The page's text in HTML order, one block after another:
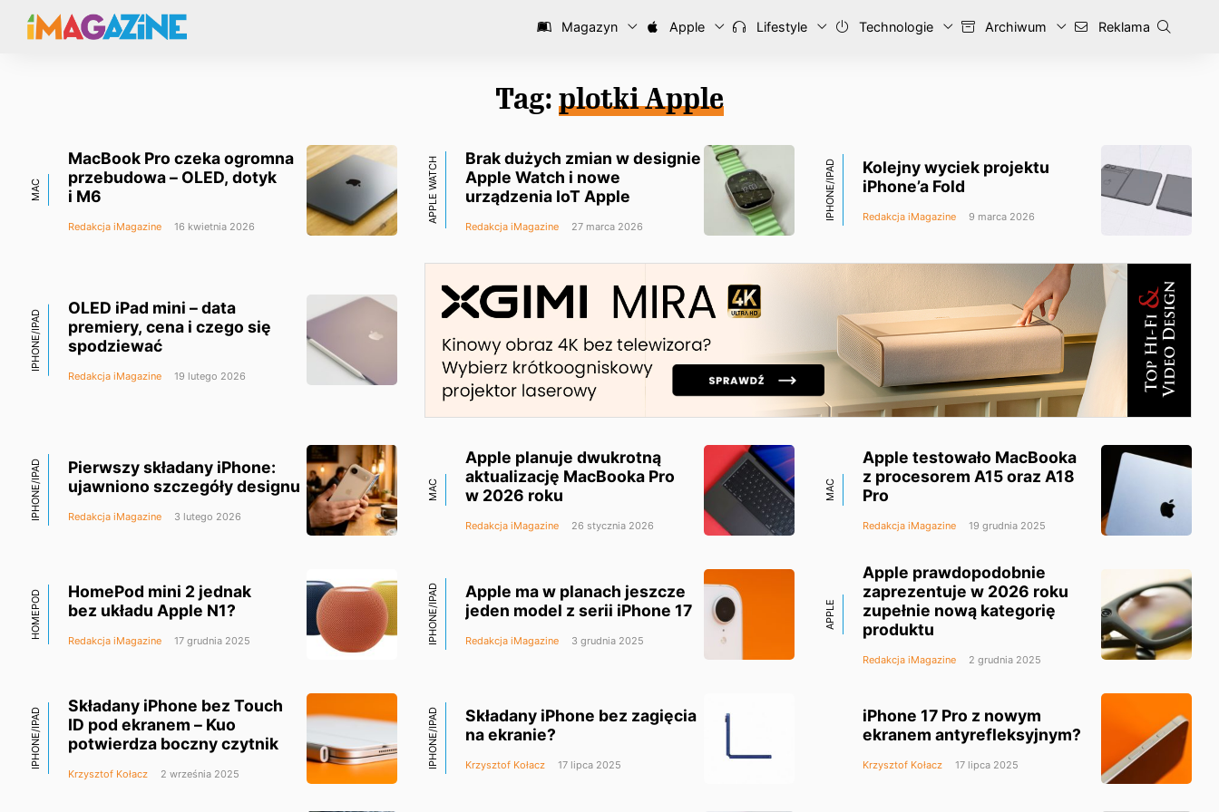
Magazyn Apple Lifestyle Technologie Archiwum Reklama
Tag: plotki Apple
MAC
MacBook Pro czeka ogromna
przebudowa – OLED, dotyk
i M6
Redakcja iMagazine 16 kwietnia 2026
APPLE WATCH
Brak dużych zmian w designie
Apple Watch i nowe
urządzenia IoT Apple
Redakcja iMagazine 27 marca 2026
IPHONE/IPAD
Kolejny wyciek projektu
iPhone’a Fold
Redakcja iMagazine 9 marca 2026
IPHONE/IPAD
OLED iPad mini – data
premiery, cena i czego się
spodziewać
Redakcja iMagazine 19 lutego 2026
IPHONE/IPAD
Pierwszy składany iPhone:
ujawniono szczegóły designu
Redakcja iMagazine 3 lutego 2026
MAC
Apple planuje dwukrotną
aktualizację MacBooka Pro
w 2026 roku
Redakcja iMagazine 26 stycznia 2026
MAC
Apple testowało MacBooka
z procesorem A15 oraz A18
Pro
Redakcja iMagazine 19 grudnia 2025
HOMEPOD
HomePod mini 2 jednak
bez układu Apple N1?
Redakcja iMagazine 17 grudnia 2025 IPHONE/IPAD
Apple ma w planach jeszcze
jeden model z serii iPhone 17
Redakcja iMagazine 3 grudnia 2025
APPLE
Apple prawdopodobnie
zaprezentuje w 2026 roku
zupełnie nową kategorię
produktu
Redakcja iMagazine 2 grudnia 2025
IPHONE/IPAD
Składany iPhone bez Touch
ID pod ekranem – Kuo
potwierdza boczny czytnik
Krzysztof Kołacz 2 września 2025
IPHONE/IPAD
Składany iPhone bez zagięcia
na ekranie?
Krzysztof Kołacz 17 lipca 2025
iPhone 17 Pro z nowym
ekranem antyrefleksyjnym?
Krzysztof Kołacz 17 lipca 2025